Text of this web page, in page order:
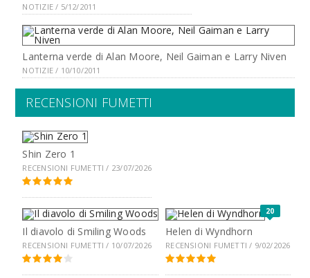
NOTIZIE / 5/12/2011
Lanterna verde di Alan Moore, Neil Gaiman e Larry Niven
NOTIZIE / 10/10/2011
RECENSIONI FUMETTI
Shin Zero 1
RECENSIONI FUMETTI / 23/07/2026
Il diavolo di Smiling Woods
RECENSIONI FUMETTI / 10/07/2026
20
Helen di Wyndhorn
RECENSIONI FUMETTI / 9/02/2026